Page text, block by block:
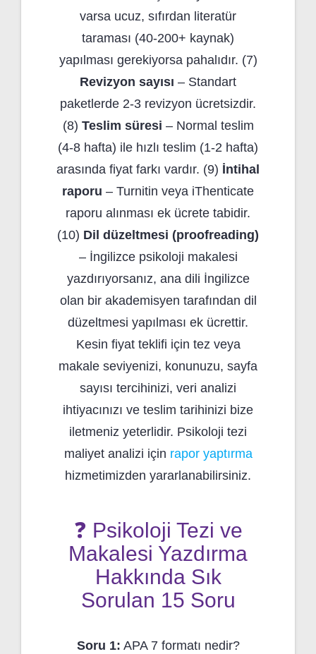
varsa ucuz, sıfırdan literatür
taraması (40-200+ kaynak)
yapılması gerekiyorsa pahalıdır. (7)
Revizyon sayısı – Standart
paketlerde 2-3 revizyon ücretsizdir.
(8) Teslim süresi – Normal teslim
(4-8 hafta) ile hızlı teslim (1-2 hafta)
arasında fiyat farkı vardır. (9) İntihal
raporu – Turnitin veya iThenticate
raporu alınması ek ücrete tabidir.
(10) Dil düzeltmesi (proofreading)
– İngilizce psikoloji makalesi
yazdırıyorsanız, ana dili İngilizce
olan bir akademisyen tarafından dil
düzeltmesi yapılması ek ücrettir.
Kesin fiyat teklifi için tez veya
makale seviyenizi, konunuzu, sayfa
sayısı tercihinizi, veri analizi
ihtiyacınızı ve teslim tarihinizi bize
iletmeniz yeterlidir. Psikoloji tezi
maliyet analizi için rapor yaptırma
hizmetimizden yararlanabilirsiniz.
❓ Psikoloji Tezi ve
Makalesi Yazdırma
Hakkında Sık
Sorulan 15 Soru
Soru 1: APA 7 formatı nedir?